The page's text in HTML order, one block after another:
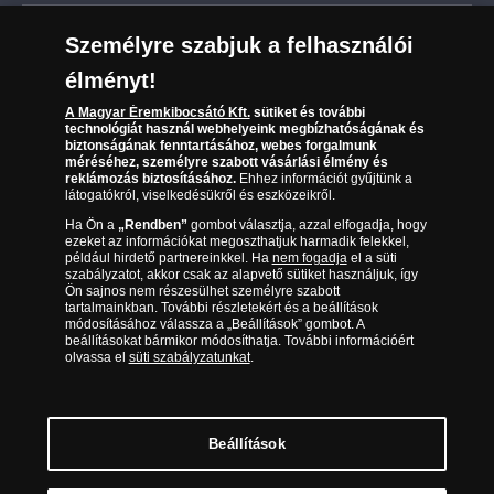
Kézbesítés
Reklamáció
Visszaküldés
Elállási űrlap
Karrier
Sütik (cookies) használata
Süti (cookies)Beállítások
Társaságunkról
Az érmék és érmek ára és értéke
Gyakran ismételt kérdések
Adatkezelés
06 80 888 889
(díjmentesen hívható hétfőtől csütörtökig 9.00 és 17.00
óra között, péntekenként 9.00 és 15.00 óra között)
Magyar Éremkibocsátó Kft. 1134 Budapest, Váci út 33. Cégjegyzékszám: 01-09-
957944, Adószám: 23275395-2-41 A Társaság a Magyar Kereskedelmi
Személyre szabjuk a felhasználói
élményt!
A Magyar Éremkibocsátó Kft.sütiket és további
technológiát használ webhelyeink megbízhatóságának és
biztonságának fenntartásához, webes forgalmunk
méréséhez, személyre szabott vásárlási élmény és
reklámozás biztosításához.Ehhez információt gyűjtünk a
látogatókról, viselkedésükről és eszközeikről.
Ha Ön a „Rendben”gombot választja, azzal elfogadja, hogy
ezeket az információkat megoszthatjuk harmadik felekkel,
például hirdető partnereinkkel. Ha nem fogadjael a süti
szabályzatot, akkor csak az alapvető sütiket használjuk, így
Ön sajnos nem részesülhet személyre szabott
tartalmainkban. További részletekért és a beállítások
módosításához válassza a „Beállítások” gombot. A
beállításokat bármikor módosíthatja. További információért
olvassa el süti szabályzatunkat.
Beállítások